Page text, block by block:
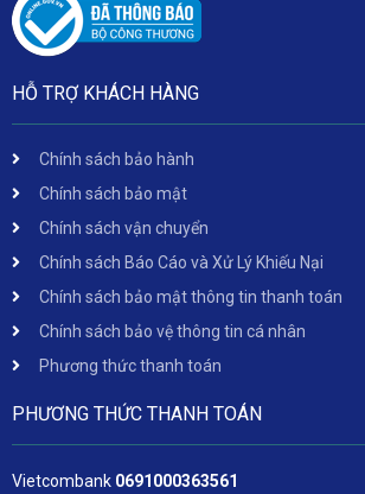
HỖ TRỢ KHÁCH HÀNG
Chính sách bảo hành
Chính sách bảo mật
Chính sách vận chuyển
Chính sách Báo Cáo và Xử Lý Khiếu Nại
Chính sách bảo mật thông tin thanh toán
Chính sách bảo vệ thông tin cá nhân
Phương thức thanh toán
PHƯƠNG THỨC THANH TOÁN
Vietcombank 0691000363561